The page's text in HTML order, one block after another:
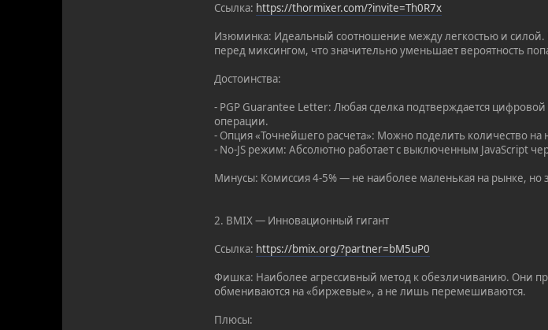
Ссылка: https://thormixer.com/?invite=Th0R7x
Изюминка: Идеальный соотношение между легкостью и силой.
перед миксингом, что значительно уменьшает вероятность
Достоинства:
- PGP Guarantee Letter: Любая сделка подтверждается
операции.
- Опция «Точнейшего расчета»: Можно поделить количество
- No-JS режим: Абсолютно работает с выключенным JavaScript
Минусы: Комиссия 4-5% — не наиболее маленькая на рынке, но
2. BMIX — Инновационный гигант
Ссылка: https://bmix.org/?partner=bM5uP0
Фишка: Наиболее агрессивный метод к обезличиванию. Они
обмениваются на «биржевые», а не лишь перемешиваются.
Плюсы: